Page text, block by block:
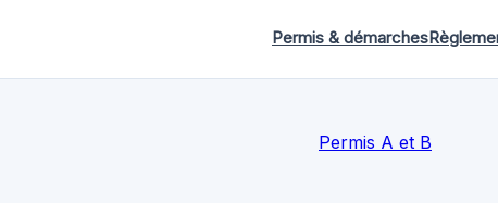
Permis & démarches
Permis A et B